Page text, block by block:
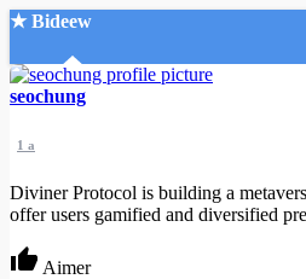
★ Bideew
Accueil
seochung
1 a
Diviner Protocol is building a
offer users gamified and diversified
Aimer